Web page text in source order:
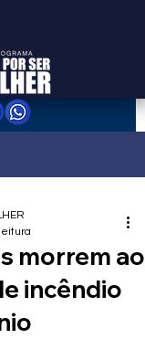
morrem ao
incêndio